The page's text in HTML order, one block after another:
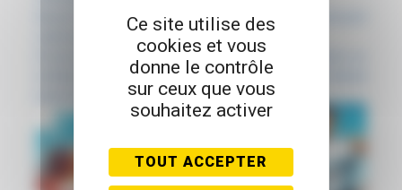
Aucun frais n’est prélevé au vendeur et le tarif du dossard
reste inchangé pour l’acheteur !
Si j’ai souscrit à l’assurance annulation, je peux obtenir un
remboursement sur présentation d’un justificatif médical
jusqu’au jour de la course soit le 29 novembre.
L’organisation est la seule habilitée à effectuer des
modifications sur votre inscription !
Ce site utilise des
cookies et vous
donne le contrôle
sur ceux que vous
souhaitez activer
TOUT ACCEPTER